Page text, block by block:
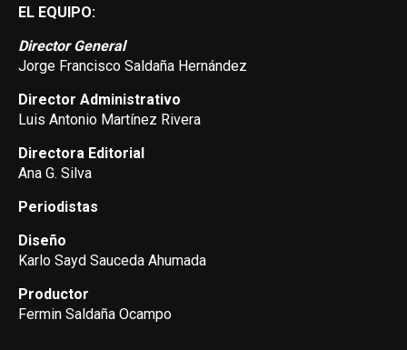
EL EQUIPO:
Director General
Jorge Francisco Saldaña Hernández
Director Administrativo
Luis Antonio Martínez Rivera
Directora Editorial
Ana G. Silva
Periodistas
Diseño
Karlo Sayd Sauceda Ahumada
Productor
Fermin Saldaña Ocampo